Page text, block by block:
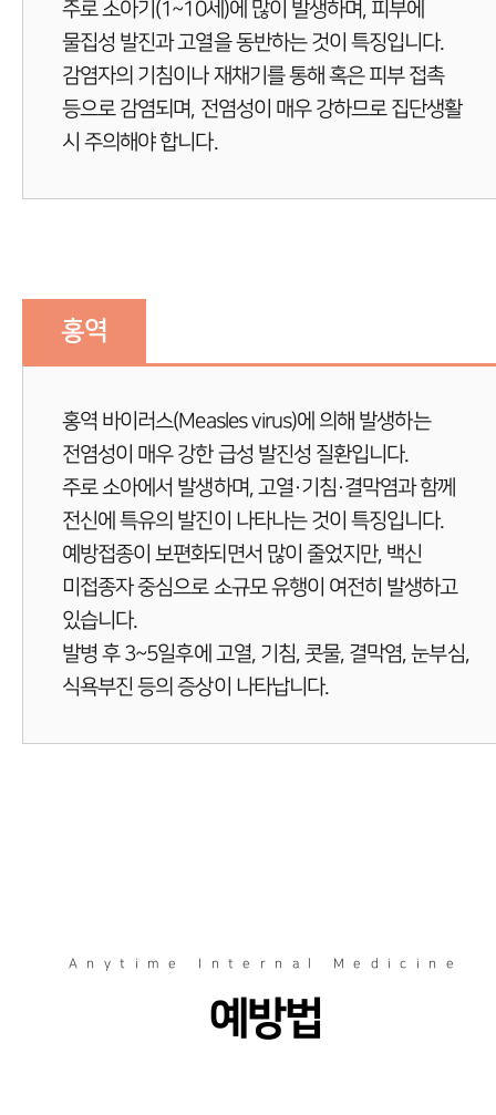
주로 소아기(1~10세)에 많이 발생하며, 피부에
물집성 발진과 고열을 동반하는 것이 특징입니다.
감염자의 기침이나 재채기를 통해 혹은 피부 접촉
등으로 감염되며, 전염성이 매우 강하므로 집단생활
시 주의해야 합니다.
홍역
홍역 바이러스(Measles virus)에 의해 발생하는
전염성이 매우 강한 급성 발진성 질환입니다.
주로 소아에서 발생하며, 고열·기침·결막염과 함께
전신에 특유의 발진이 나타나는 것이 특징입니다.
예방접종이 보편화되면서 많이 줄었지만, 백신
미접종자 중심으로 소규모 유행이 여전히 발생하고
있습니다.
발병 후 3~5일후에 고열, 기침, 콧물, 결막염, 눈부심,
식욕부진 등의 증상이 나타납니다.
Anytime Internal Medicine
예방법